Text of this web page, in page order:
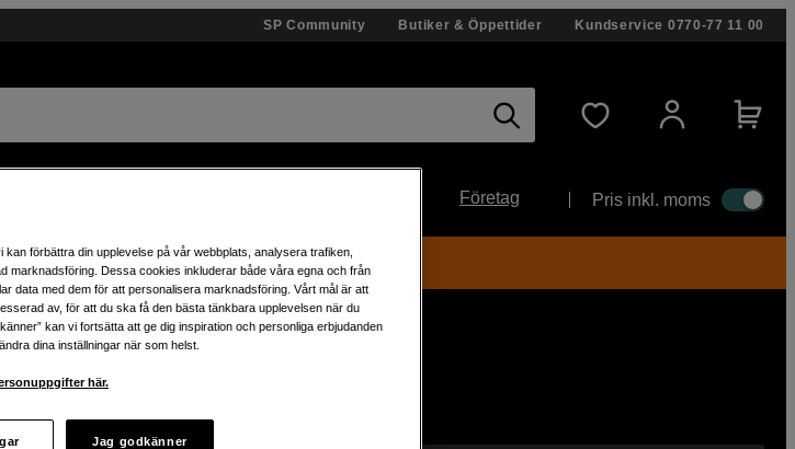
SP Community Butiker & Öppettider Kundservice 0770-77 11 00
Företag Pris inkl. moms
– t.o.m. fredag 7/8!
förbättra din upplevelse på vår webbplats, analysera trafiken,
marknadsföring. Dessa cookies inkluderar både våra egna och från
data med dem för att personalisera marknadsföring. Vårt mål är att
av, för att du ska få den bästa tänkbara upplevelsen när du
kan vi fortsätta att ge dig inspiration och personliga erbjudanden
dina inställningar när som helst.
här.
Jag godkänner